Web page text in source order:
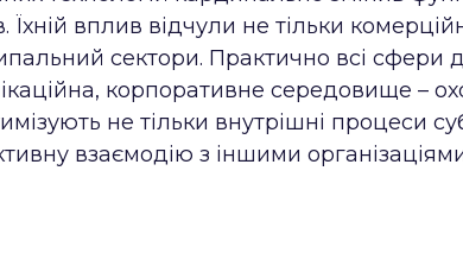
Їхній вплив відчули не тільки
сектори. Практично всі сфери
корпоративне середовище –
не тільки внутрішні процеси
взаємодію з іншими